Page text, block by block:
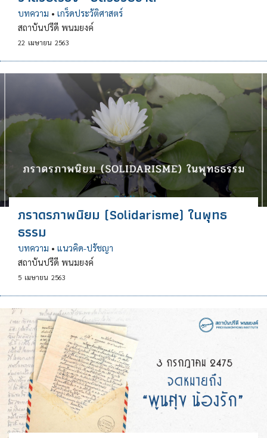
บทความ • เกร็ดประวัติศาสตร์
สถาบันปรีดี พนมยงค์
22 เมษายน 2563
ภราดรภาพนิยม (Solidarisme) ในพุทธ
ธรรม
บทความ • แนวคิด-ปรัชญา
สถาบันปรีดี พนมยงค์
5 เมษายน 2563